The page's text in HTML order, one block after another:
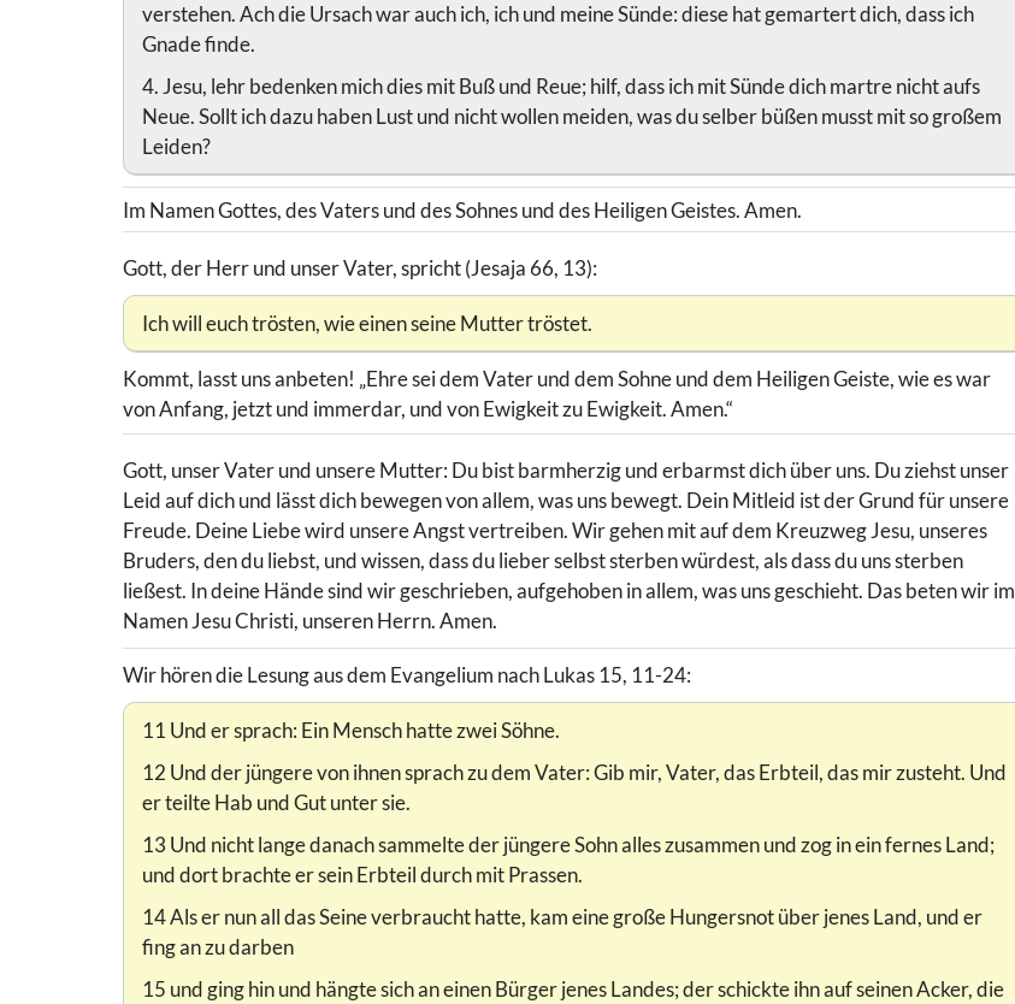
verstehen. Ach die Ursach war auch ich, ich und meine Sünde: diese hat gemartert dich, dass ich
Gnade finde.
4. Jesu, lehr bedenken mich dies mit Buß und Reue; hilf, dass ich mit Sünde dich martre nicht aufs
Neue. Sollt ich dazu haben Lust und nicht wollen meiden, was du selber büßen musst mit so großem
Leiden?
Im Namen Gottes, des Vaters und des Sohnes und des Heiligen Geistes. Amen.
Gott, der Herr und unser Vater, spricht (Jesaja 66, 13):
Ich will euch trösten, wie einen seine Mutter tröstet.
Kommt, lasst uns anbeten! „Ehre sei dem Vater und dem Sohne und dem Heiligen Geiste, wie es war
von Anfang, jetzt und immerdar, und von Ewigkeit zu Ewigkeit. Amen.“
Gott, unser Vater und unsere Mutter: Du bist barmherzig und erbarmst dich über uns. Du ziehst unser
Leid auf dich und lässt dich bewegen von allem, was uns bewegt. Dein Mitleid ist der Grund für unsere
Freude. Deine Liebe wird unsere Angst vertreiben. Wir gehen mit auf dem Kreuzweg Jesu, unseres
Bruders, den du liebst, und wissen, dass du lieber selbst sterben würdest, als dass du uns sterben
ließest. In deine Hände sind wir geschrieben, aufgehoben in allem, was uns geschieht. Das beten wir im
Namen Jesu Christi, unseren Herrn. Amen.
Wir hören die Lesung aus dem Evangelium nach Lukas 15, 11-24:
11 Und er sprach: Ein Mensch hatte zwei Söhne.
12 Und der jüngere von ihnen sprach zu dem Vater: Gib mir, Vater, das Erbteil, das mir zusteht. Und
er teilte Hab und Gut unter sie.
13 Und nicht lange danach sammelte der jüngere Sohn alles zusammen und zog in ein fernes Land;
und dort brachte er sein Erbteil durch mit Prassen.
14 Als er nun all das Seine verbraucht hatte, kam eine große Hungersnot über jenes Land, und er
fing an zu darben
15 und ging hin und hängte sich an einen Bürger jenes Landes; der schickte ihn auf seinen Acker, die